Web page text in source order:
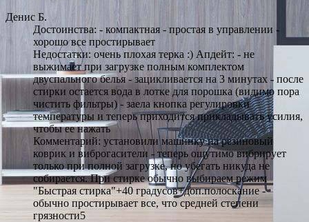
Денис Б.
Достоинства: - компактная - простая в управлении -
хорошо все простирывает
Недостатки: очень плохая терка :) Апдейт: - не
выжимает при загрузке полным комплектом
двуспального белья - зацикливается на 3 минутах - после
стирки остается вода в лотке для порошка (видимо пора
чистить фильтры) - заела кнопка регулировки
температуры и теперь приходится прикладывать усилия,
чтобы ее нажать
Комментарий: установили машинку на резиновый
коврик и виброгасители - теперь ощутимо вибрирует
только при полной загрузке, но убегать никуда не
собирается. При стирке обычно выбираем режим
"Быстрая стирка"+40 градусов+доп.полоскание -
обычно простирывает все, что средней степени
грязности5